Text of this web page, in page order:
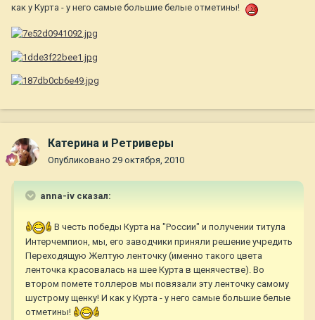
как у Курта - у него самые большие белые отметины!
Катерина и Ретриверы
Опубликовано 29 октября, 2010
anna-iv сказал:
В честь победы Курта на "России" и получении титула
Интерчемпион, мы, его заводчики приняли решение учредить
Переходящую Желтую ленточку (именно такого цвета
ленточка красовалась на шее Курта в щенячестве). Во
втором помете толлеров мы повязали эту ленточку самому
шустрому щенку! И как у Курта - у него самые большие белые
отметины!